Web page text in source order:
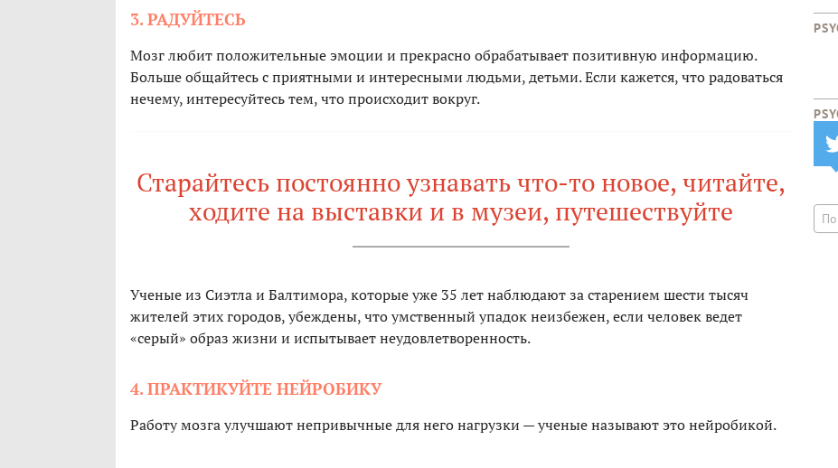
3. РАДУЙТЕСЬ
Мозг любит положительные эмоции и прекрасно обрабатывает позитивную информацию.
Больше общайтесь с приятными и интересными людьми, детьми. Если кажется, что радоваться
нечему, интересуйтесь тем, что происходит вокруг.
Старайтесь постоянно узнавать что-то новое, читайте,
ходите на выставки и в музеи, путешествуйте
Ученые из Сиэтла и Балтимора, которые уже 35 лет наблюдают за старением шести тысяч
жителей этих городов, убеждены, что умственный упадок неизбежен, если человек ведет
«серый» образ жизни и испытывает неудовлетворенность.
4. ПРАКТИКУЙТЕ НЕЙРОБИКУ
Работу мозга улучшают непривычные для него нагрузки — ученые называют это нейробикой.